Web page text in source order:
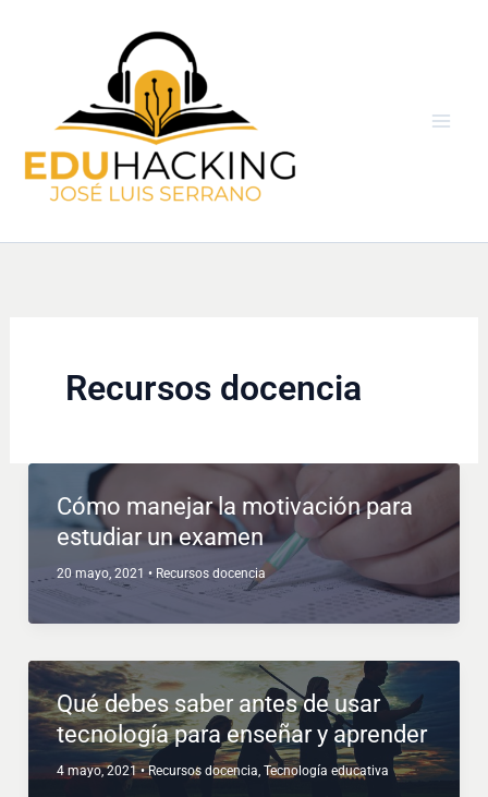
Recursos docencia
Cómo manejar la motivación para
estudiar un examen
20 mayo, 2021 • Recursos docencia
Qué debes saber antes de usar
tecnología para enseñar y aprender
4 mayo, 2021•Recursos docencia Tecnología educativa